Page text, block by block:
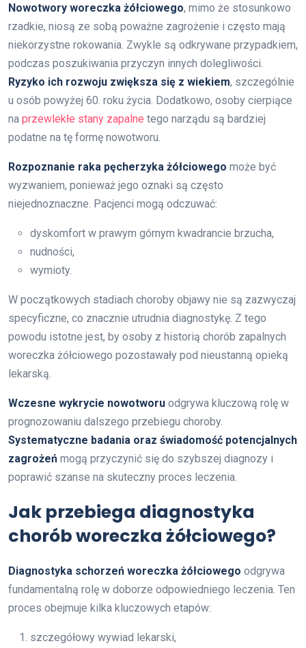
Nowotwory woreczka żółciowego, mimo że stosunkowo
rzadkie, niosą ze sobą poważne zagrożenie i często mają
niekorzystne rokowania. Zwykle są odkrywane przypadkiem,
podczas poszukiwania przyczyn innych dolegliwości.
Ryzyko ich rozwoju zwiększa się z wiekiem, szczególnie
u osób powyżej 60. roku życia. Dodatkowo, osoby cierpiące
na przewlekłe stany zapalne tego narządu są bardziej
podatne na tę formę nowotworu.
Rozpoznanie raka pęcherzyka żółciowego może być
wyzwaniem, ponieważ jego oznaki są często
niejednoznaczne. Pacjenci mogą odczuwać:
dyskomfort w prawym górnym kwadrancie brzucha,
nudności,
wymioty.
W początkowych stadiach choroby objawy nie są zazwyczaj
specyficzne, co znacznie utrudnia diagnostykę. Z tego
powodu istotne jest, by osoby z historią chorób zapalnych
woreczka żółciowego pozostawały pod nieustanną opieką
lekarską.
Wczesne wykrycie nowotworu odgrywa kluczową rolę w
prognozowaniu dalszego przebiegu choroby.
Systematyczne badania oraz świadomość potencjalnych
zagrożeń mogą przyczynić się do szybszej diagnozy i
poprawić szanse na skuteczny proces leczenia.
Jak przebiega diagnostyka
chorób woreczka żółciowego?
Diagnostyka schorzeń woreczka żółciowego odgrywa
fundamentalną rolę w doborze odpowiedniego leczenia. Ten
proces obejmuje kilka kluczowych etapów:
szczegółowy wywiad lekarski,